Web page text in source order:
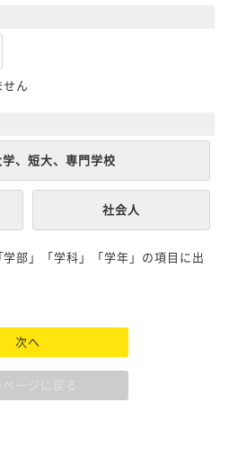
ん
、短大、専門学校
社会人
部」「学科」「学年」の項目に出
次へ
ページに戻る